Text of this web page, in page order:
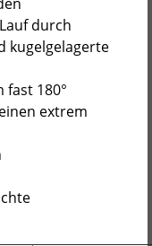
durch
kugelgelagerte
180°
extrem